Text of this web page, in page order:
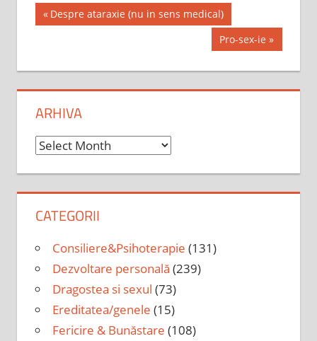
Post
Previous
Post:
Despre ataraxie (nu in sens medical)
Next
Post:
Pro-sex-ie
ARHIVA
Arhiva
CATEGORII
Consiliere&Psihoterapie (131)
Dezvoltare personală (239)
Dragostea si sexul (73)
Ereditatea/genele (15)
Fericire & Bunăstare (108)